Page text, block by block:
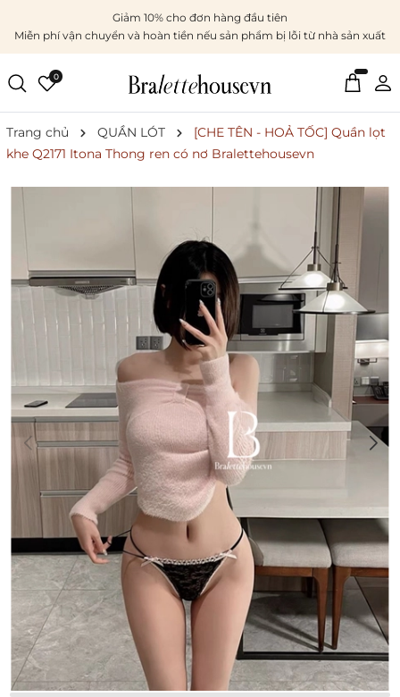
Giảm 10% cho đơn hàng đầu tiên
Miễn phí vận chuyển và hoàn tiền nếu sản phẩm bị lỗi từ nhà sản xuất
0
Trang chủ QUẦN LÓT
[CHE TÊN - HOẢ TỐC] Quần lọt
khe Q2171 Itona Thong ren có nơ Bralettehousevn